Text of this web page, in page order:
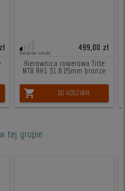
Ostatnie sztuki
499,00 zł
Kierownica rowerowa Title
MTB AH1 31.8 25mm bronze
shopping_cart DO KOSZYKA
tej grupie